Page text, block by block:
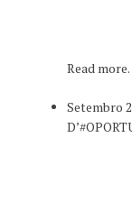
Read
Setembro